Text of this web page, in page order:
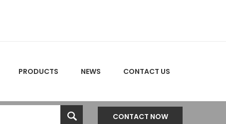
PRODUCTS NEWS CONTACT US
CONTACT NOW